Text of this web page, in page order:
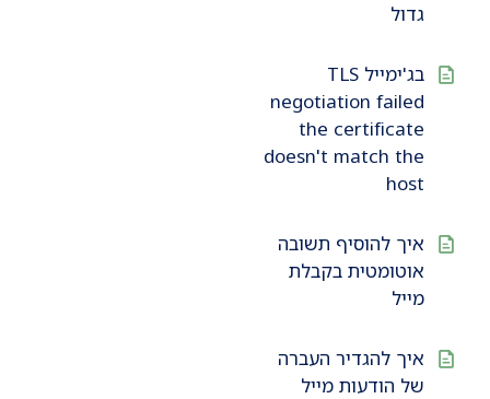
גדול
בג'ימייל TLS
negotiation failed
the certificate
doesn't match the
host
איך להוסיף תשובה
אוטומטית בקבלת
מייל
איך להגדיר העברה
של הודעות מייל